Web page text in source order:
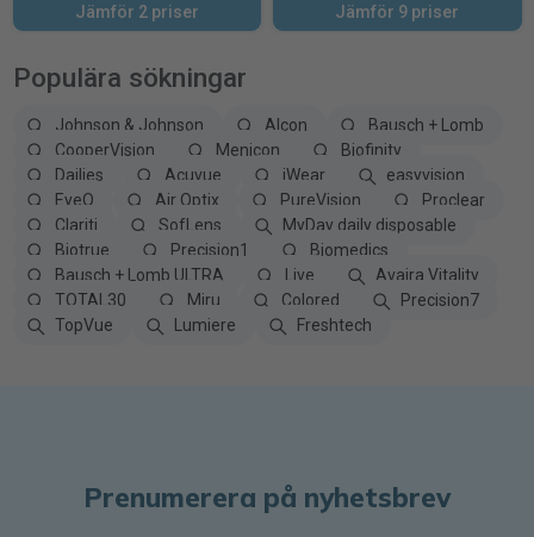
Jämför 2 priser Jämför 9 priser
Populära sökningar
Johnson & Johnson Alcon
Bausch + Lomb
CooperVision
Menicon
Biofinity
Dailies
Acuvue iWear
easyvision
EyeQ
Air Optix PureVision
Proclear
Clariti
SofLens
MyDay daily disposable
Biotrue
Precision1
Biomedics
Bausch + Lomb ULTRA
Live
Avaira Vitality
TOTAL30
Miru Colored
Precision7
TopVue
Lumiere Freshtech
Prenumerera på nyhetsbrev